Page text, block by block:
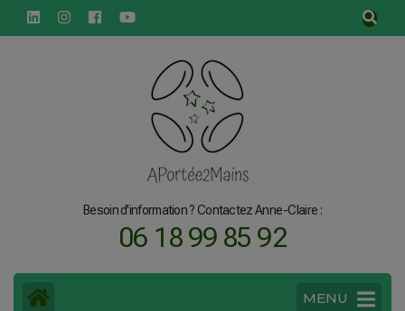
principal
Besoin d'information ? Contactez Anne-Claire :
06 18 99 85 92
MENU